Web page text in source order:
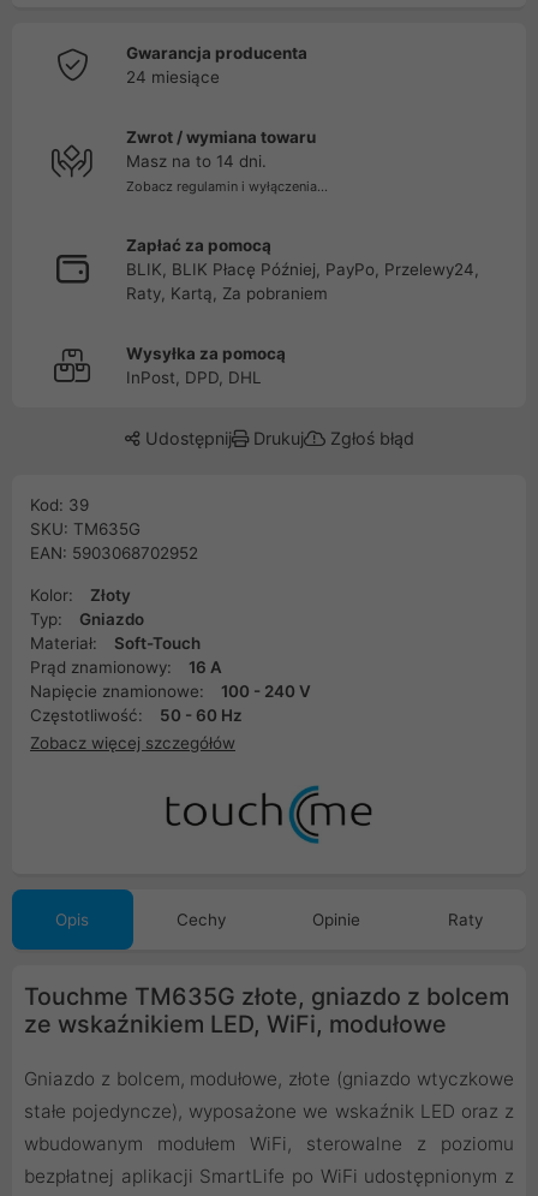
Gwarancja producenta
24 miesiące
Zwrot / wymiana towaru
Masz na to 14 dni.
Zobacz regulamin i wyłączenia...
Zapłać za pomocą
BLIK, BLIK Płacę Później, PayPo, Przelewy24,
Raty, Kartą, Za pobraniem
Wysyłka za pomocą
InPost, DPD, DHL
Udostępnij Drukuj Zgłoś błąd
Kod: 39
SKU: TM635G
EAN: 5903068702952
Kolor:
Złoty
Typ:
Gniazdo
Materiał:
Soft-Touch
Prąd znamionowy:
16 A
Napięcie znamionowe:
100 - 240 V
Częstotliwość:
50 - 60 Hz
Zobacz więcej szczegółów
Opis Cechy Opinie Raty
Touchme TM635G złote, gniazdo z bolcem
ze wskaźnikiem LED, WiFi, modułowe
Gniazdo z bolcem, modułowe, złote (gniazdo wtyczkowe
stałe pojedyncze), wyposażone we wskaźnik LED oraz z
wbudowanym modułem WiFi, sterowalne z poziomu
bezpłatnej aplikacji SmartLife po WiFi udostępnionym z